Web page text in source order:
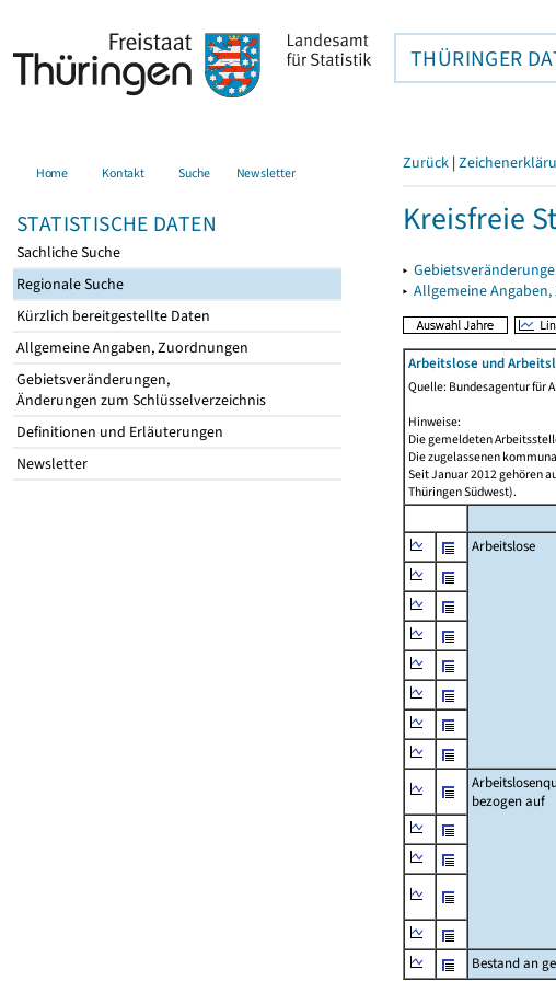
THÜRINGER
Home Kontakt Suche Newsletter
STATISTISCHE DATEN
Sachliche Suche
Regionale Suche
Kürzlich bereitgestellte Daten
Allgemeine Angaben, Zuordnungen
Gebietsveränderungen,
Änderungen zum Schlüsselverzeichnis
Definitionen und Erläuterungen
Newsletter
Zurück |
Kreisfreie
▸
▸ Allgemeine
Arbeitslose und
Quelle: Bundesagentur für
Hinweise:
Die gemeldeten
Die zugelassenen
Seit Januar 2012 gehören
Thüringen Südwest).
Arbeitslose
bezogen auf
Bestand an